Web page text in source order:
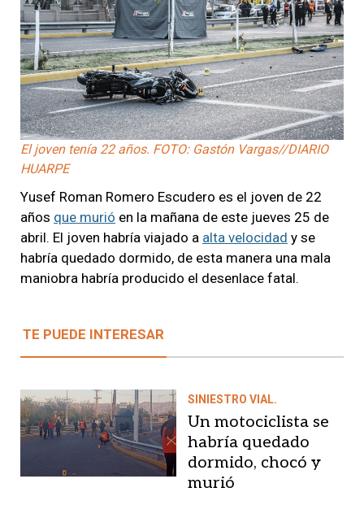
El joven tenía 22 años. FOTO: Gastón Vargas//DIARIO
HUARPE
Yusef Roman Romero Escudero es el joven de 22
años que murió en la mañana de este jueves 25 de
abril. El joven habría viajado a alta velocidad y se
habría quedado dormido, de esta manera una mala
maniobra habría producido el desenlace fatal.
TE PUEDE INTERESAR
SINIESTRO VIAL.
Un motociclista se
habría quedado
dormido, chocó y
murió